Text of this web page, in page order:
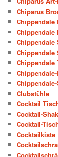
Chiparus
Chippendale
Chippendale
Chippendale
Chippendale
Chippendale
Clubstühle
Cocktail
Cocktail-
Cocktail-
Cocktailkiste